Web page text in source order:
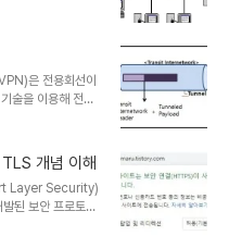
Area
이 IAN
인터넷을 통해 앤
수 없으며 정보와
경계를 넘는 광역,
학교, 컴퓨터실, 사
은 전용회선이
술을 이용해 전용
공하여 재택 또는
많이 사용되는 보
VPN 등 종류가
전용성을 구축하
등 보안 사고의 위
우드 기술을 제공
개념 이해
Layer Security)
된 보안 프로토콜
. (IETF에서 SSL